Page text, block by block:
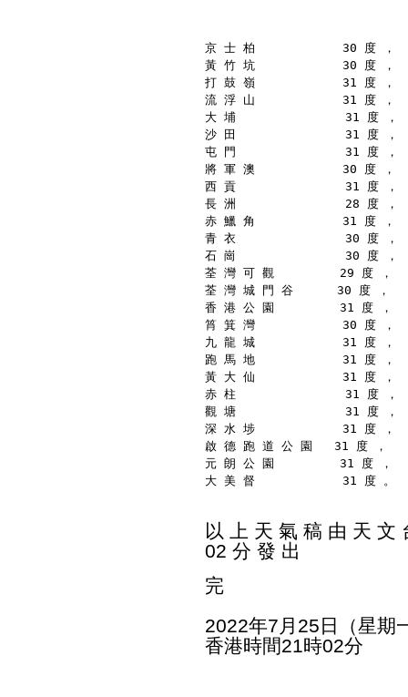
京 士 柏            30 度 ，
黃 竹 坑            30 度 ，
打 鼓 嶺            31 度 ，
流 浮 山            31 度 ，
大 埔               31 度 ，
沙 田               31 度 ，
屯 門               31 度 ，
將 軍 澳            30 度 ，
西 貢               31 度 ，
長 洲               28 度 ，
赤 鱲 角            31 度 ，
青 衣               30 度 ，
石 崗               30 度 ，
荃 灣 可 觀         29 度 ，
荃 灣 城 門 谷      30 度 ，
香 港 公 園         31 度 ，
筲 箕 灣            30 度 ，
九 龍 城            31 度 ，
跑 馬 地            31 度 ，
黃 大 仙            31 度 ，
赤 柱               31 度 ，
觀 塘               31 度 ，
深 水 埗            31 度 ，
啟 德 跑 道 公 園   31 度 ，
元 朗 公 園         31 度 ，
大 美 督            31 度 。
以 上 天 氣 稿 由 天 文
02 分 發 出
完
2022年7月25日（星期
香港時間21時02分